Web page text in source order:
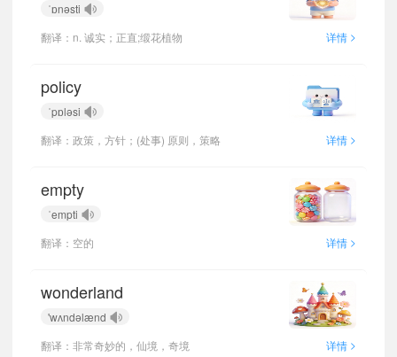
ˈɒnəsti
翻译：n. 诚实；正直;缎花植物
详情 >
policy
ˈpɒləsi
翻译：政策，方针；(处事) 原则，策略
详情 >
empty
ˈempti
翻译：空的
详情 >
wonderland
'wʌndəlænd
翻译：非常奇妙的，仙境，奇境
详情 >